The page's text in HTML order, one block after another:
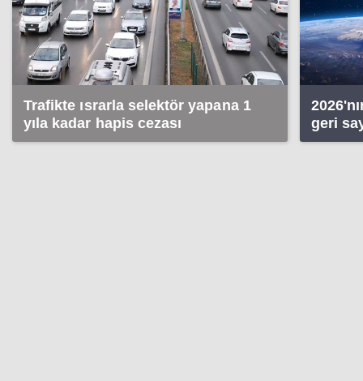
Trafikte ısrarla selektör yapana 1
yıla kadar hapis cezası
geri